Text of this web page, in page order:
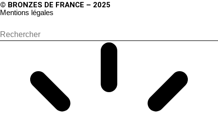
© BRONZES DE FRANCE – 2025
Mentions légales